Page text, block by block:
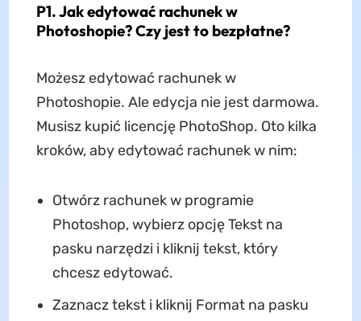
P1. Jak edytować rachunek w
Photoshopie? Czy jest to bezpłatne?
Możesz edytować rachunek w
Photoshopie. Ale edycja nie jest darmowa.
Musisz kupić licencję PhotoShop. Oto kilka
kroków, aby edytować rachunek w nim:
Otwórz rachunek w programie
Photoshop, wybierz opcję Tekst na
pasku narzędzi i kliknij tekst, który
chcesz edytować.
Zaznacz tekst i kliknij Format na pasku